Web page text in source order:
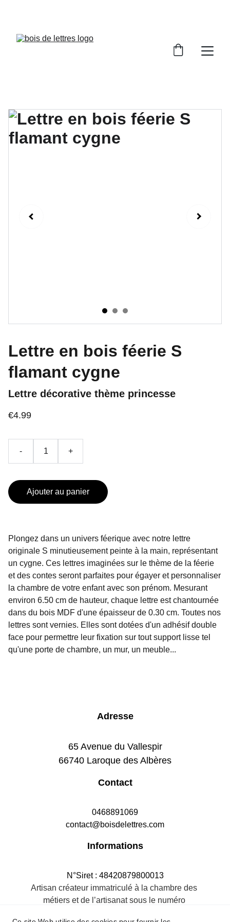
Lettre en bois féerie S
flamant cygne
Lettre décorative thème princesse
€4.99
- +
Ajouter au panier
Plongez dans un univers féerique avec notre lettre
originale S minutieusement peinte à la main, représentant
un cygne. Ces lettres imaginées sur le thème de la féerie
et des contes seront parfaites pour égayer et personnaliser
la chambre de votre enfant avec son prénom. Mesurant
environ 6.50 cm de hauteur, chaque lettre est chantournée
dans du bois MDF d'une épaisseur de 0.30 cm. Toutes nos
lettres sont vernies. Elles sont dotées d'un adhésif double
face pour permettre leur fixation sur tout support lisse tel
qu'une porte de chambre, un mur, un meuble...
Adresse
65 Avenue du Vallespir
66740 Laroque des Albères
Contact
0468891069
contact@boisdelettres.com
Informations
N°Siret : 48420879800013
Artisan créateur immatriculé à la chambre des
métiers et de l’artisanat sous le numéro